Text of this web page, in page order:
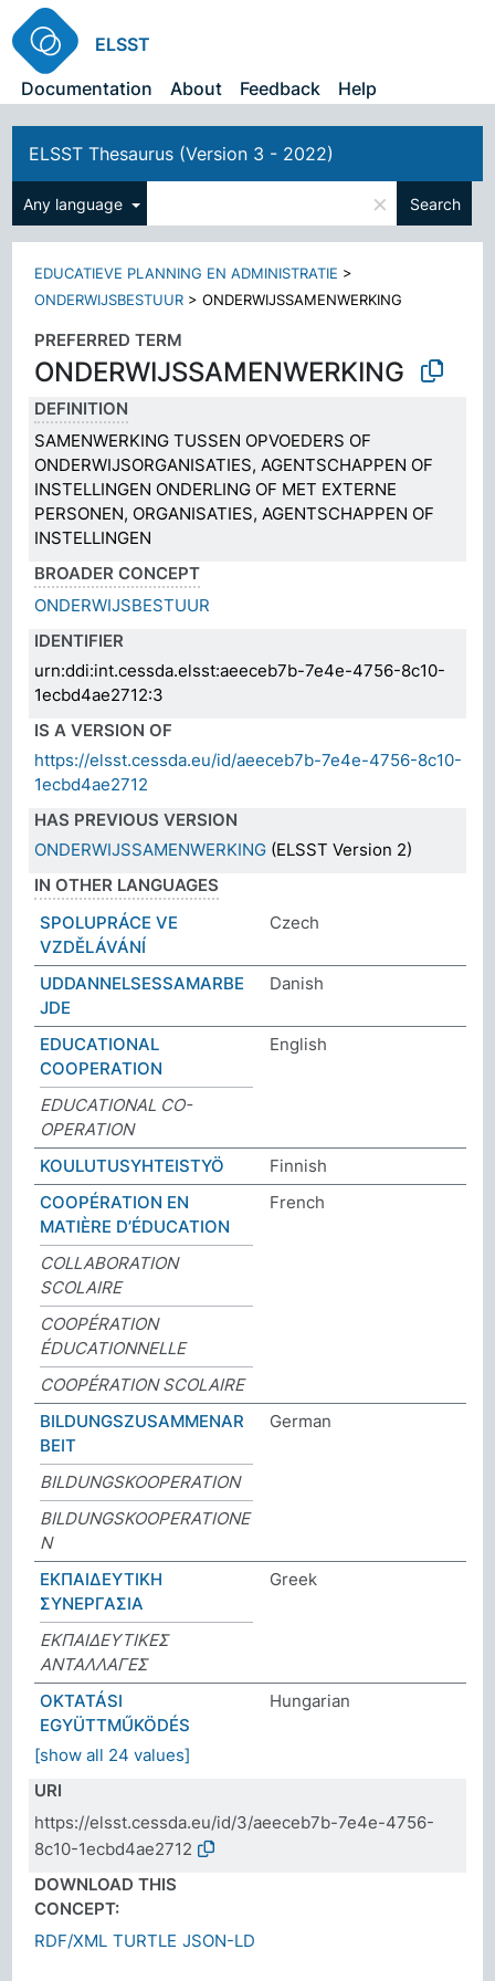
ELSST
Documentation
About Feedback Help
ELSST Thesaurus (Version 3 - 2022)
Any language × Search
EDUCATIEVE PLANNING EN ADMINISTRATIE >
ONDERWIJSBESTUUR >ONDERWIJSSAMENWERKING
PREFERRED TERM
ONDERWIJSSAMENWERKING
DEFINITION
SAMENWERKING TUSSEN OPVOEDERS OF
ONDERWIJSORGANISATIES, AGENTSCHAPPEN OF
INSTELLINGEN ONDERLING OF MET EXTERNE
PERSONEN, ORGANISATIES, AGENTSCHAPPEN OF
INSTELLINGEN
BROADER CONCEPT
ONDERWIJSBESTUUR
IDENTIFIER
urn:ddi:int.cessda.elsst:aeeceb7b-7e4e-4756-8c10-
1ecbd4ae2712:3
IS A VERSION OF
https://elsst.cessda.eu/id/aeeceb7b-7e4e-4756-8c10-
1ecbd4ae2712
HAS PREVIOUS VERSION
ONDERWIJSSAMENWERKING (ELSST Version 2)
IN OTHER LANGUAGES
SPOLUPRÁCE VE
VZDĚLÁVÁNÍ
Czech
UDDANNELSESSAMARBE
JDE
Danish
EDUCATIONAL
COOPERATION
English
EDUCATIONAL CO-
OPERATION
KOULUTUSYHTEISTYÖ
Finnish
COOPÉRATION EN
MATIÈRE D’ÉDUCATION
French
COLLABORATION
SCOLAIRE
COOPÉRATION
ÉDUCATIONNELLE
COOPÉRATION SCOLAIRE
BILDUNGSZUSAMMENAR
BEIT
German
BILDUNGSKOOPERATION
BILDUNGSKOOPERATIONE
N
ΕΚΠΑΙΔΕΥΤΙΚΗ
ΣΥΝΕΡΓΑΣΙΑ
Greek
ΕΚΠΑΙΔΕΥΤΙΚΕΣ
ΑΝΤΑΛΛΑΓΕΣ
OKTATÁSI
EGYÜTTMŰKÖDÉS
Hungarian
[show all 24 values]
URI
https://elsst.cessda.eu/id/3/aeeceb7b-7e4e-4756-
8c10-1ecbd4ae2712
DOWNLOAD THIS
CONCEPT:
RDF/XML TURTLE JSON-LD